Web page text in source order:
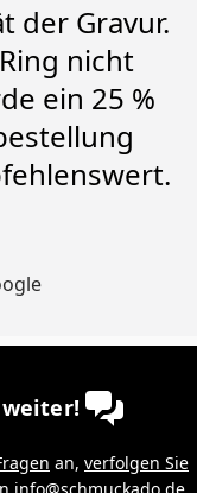
der Gravur.
nicht
ein 25 %
an, verfolgen Sie
info@schmuckado.de.